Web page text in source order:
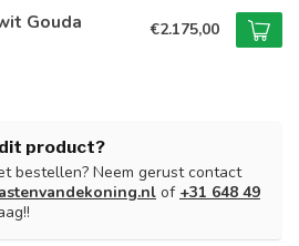
Gouda €2.175,00
product?
bestellen? Neem gerust contact
of +31 648 49